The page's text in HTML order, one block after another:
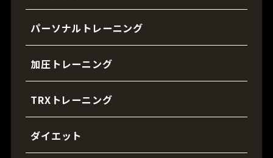
パーソナルトレーニング
加圧トレーニング
TRXトレーニング
ダイエット